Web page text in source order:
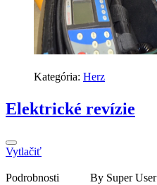
Kategória: Herz
Elektrické revízie
Vytlačiť
Podrobnosti By Super User